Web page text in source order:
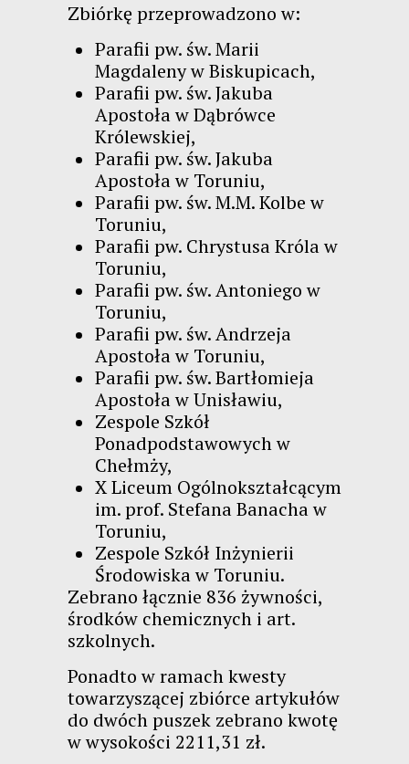
Zbiórkę przeprowadzono w:
Parafii pw. św. Marii
Magdaleny w Biskupicach,
Parafii pw. św. Jakuba
Apostoła w Dąbrówce
Królewskiej,
Parafii pw. św. Jakuba
Apostoła w Toruniu,
Parafii pw. św. M.M. Kolbe w
Toruniu,
Parafii pw. Chrystusa Króla w
Toruniu,
Parafii pw. św. Antoniego w
Toruniu,
Parafii pw. św. Andrzeja
Apostoła w Toruniu,
Parafii pw. św. Bartłomieja
Apostoła w Unisławiu,
Zespole Szkół
Ponadpodstawowych w
Chełmży,
X Liceum Ogólnokształcącym
im. prof. Stefana Banacha w
Toruniu,
Zespole Szkół Inżynierii
Środowiska w Toruniu.
Zebrano łącznie 836 żywności,
środków chemicznych i art.
szkolnych.
Ponadto w ramach kwesty
towarzyszącej zbiórce artykułów
do dwóch puszek zebrano kwotę
w wysokości 2211,31 zł.